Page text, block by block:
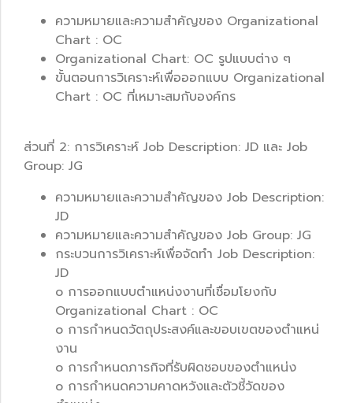
ความหมายและความสำคัญของ Organizational
Chart : OC
Organizational Chart: OC รูปแบบต่าง ๆ
ขั้นตอนการวิเคราะห์เพื่อออกแบบ Organizational
Chart : OC ที่เหมาะสมกับองค์กร
ส่วนที่ 2: การวิเคราะห์ Job Description: JD และ Job
Group: JG
ความหมายและความสำคัญของ Job Description:
JD
ความหมายและความสำคัญของ Job Group: JG
กระบวนการวิเคราะห์เพื่อจัดทำ Job Description:
JD
o การออกแบบตำแหน่งงานที่เชื่อมโยงกับ
Organizational Chart : OC
o การกำหนดวัตถุประสงค์และขอบเขตของตำแหน่
งาน
o การกำหนดภารกิจที่รับผิดชอบของตำแหน่ง
o การกำหนดความคาดหวังและตัวชี้วัดของ